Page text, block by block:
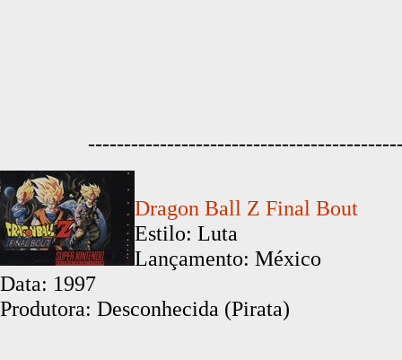
Dragon Ball Z Final Bout
Estilo: Luta
Lançamento: México
Data: 1997
Produtora: Desconhecida (Pirata)